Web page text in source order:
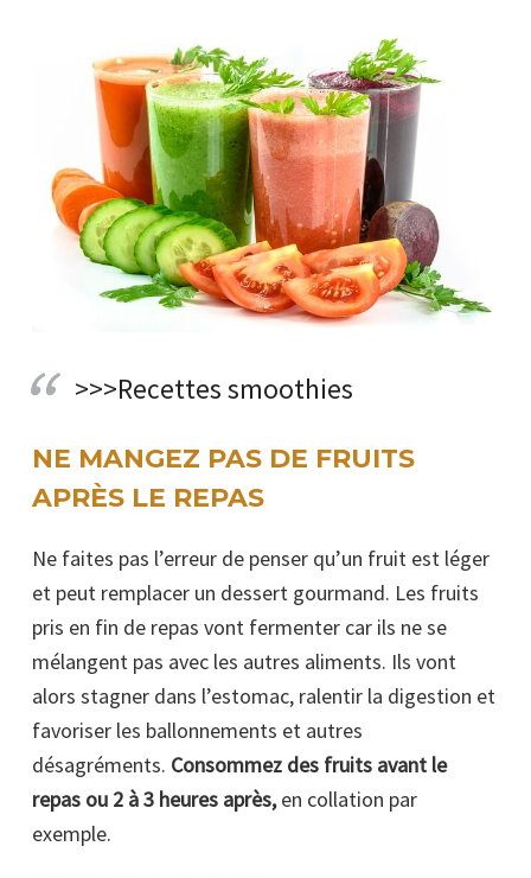
>>>Recettes smoothies
NE MANGEZ PAS DE FRUITS
APRÈS LE REPAS
Ne faites pas l’erreur de penser qu’un fruit est léger
et peut remplacer un dessert gourmand. Les fruits
pris en fin de repas vont fermenter car ils ne se
mélangent pas avec les autres aliments. Ils vont
alors stagner dans l’estomac, ralentir la digestion et
favoriser les ballonnements et autres
désagréments. Consommez des fruits avant le
repas ou 2 à 3 heures après,en collation par
exemple.